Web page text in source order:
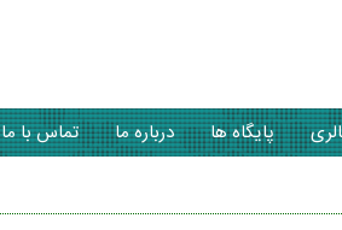
پایگاه ها درباره ما تماس با ما